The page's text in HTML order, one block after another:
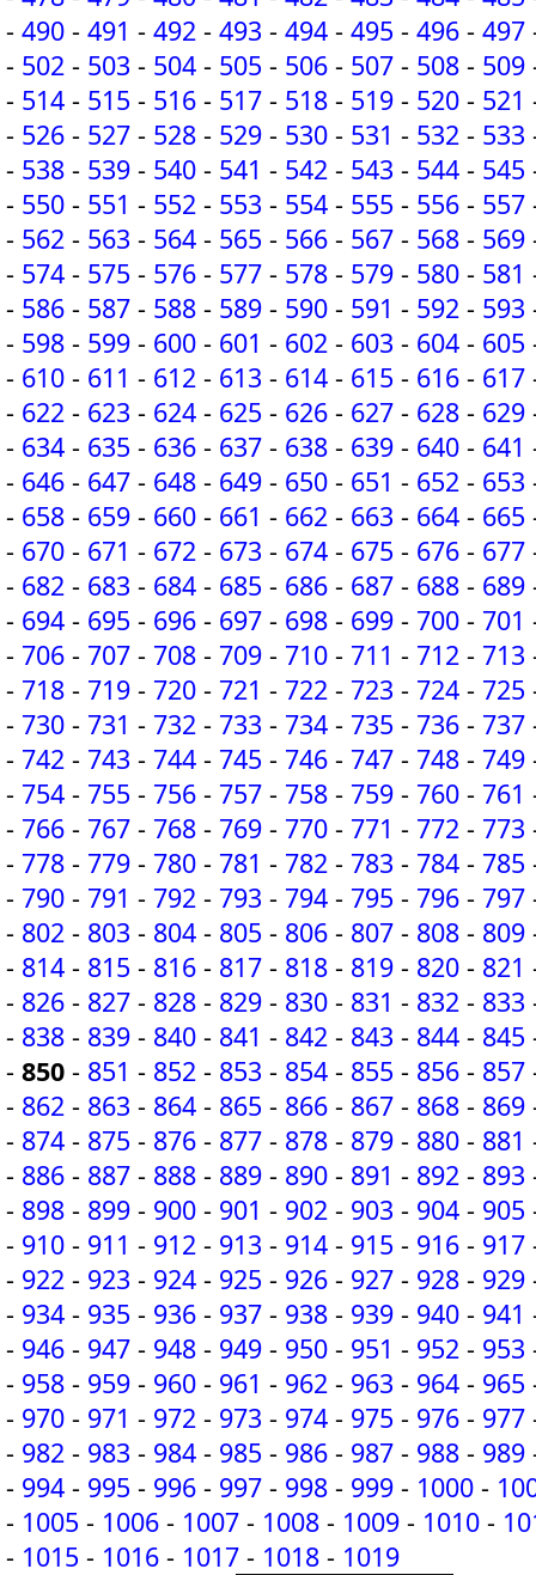
- 490 - 491 - 492 - 493 - 494 - 495 - 496 - 497
- 502 - 503 - 504 - 505 - 506 - 507 - 508 - 509
- 514 - 515 - 516 - 517 - 518 - 519 - 520 - 521
- 526 - 527 - 528 - 529 - 530 - 531 - 532 - 533
- 538 - 539 - 540 - 541 - 542 - 543 - 544 - 545
- 550 - 551 - 552 - 553 - 554 - 555 - 556 - 557
- 562 - 563 - 564 - 565 - 566 - 567 - 568 - 569
- 574 - 575 - 576 - 577 - 578 - 579 - 580 - 581
- 586 - 587 - 588 - 589 - 590 - 591 - 592 - 593
- 598 - 599 - 600 - 601 - 602 - 603 - 604 - 605
- 610 - 611 - 612 - 613 - 614 - 615 - 616 - 617
- 622 - 623 - 624 - 625 - 626 - 627 - 628 - 629
- 634 - 635 - 636 - 637 - 638 - 639 - 640 - 641
- 646 - 647 - 648 - 649 - 650 - 651 - 652 - 653
- 658 - 659 - 660 - 661 - 662 - 663 - 664 - 665
- 670 - 671 - 672 - 673 - 674 - 675 - 676 - 677
- 682 - 683 - 684 - 685 - 686 - 687 - 688 - 689
- 694 - 695 - 696 - 697 - 698 - 699 - 700 - 701
- 706 - 707 - 708 - 709 - 710 - 711 - 712 - 713
- 718 - 719 - 720 - 721 - 722 - 723 - 724 - 725
- 730 - 731 - 732 - 733 - 734 - 735 - 736 - 737
- 742 - 743 - 744 - 745 - 746 - 747 - 748 - 749
- 754 - 755 - 756 - 757 - 758 - 759 - 760 - 761
- 766 - 767 - 768 - 769 - 770 - 771 - 772 - 773
- 778 - 779 - 780 - 781 - 782 - 783 - 784 - 785
- 790 - 791 - 792 - 793 - 794 - 795 - 796 - 797
- 802 - 803 - 804 - 805 - 806 - 807 - 808 - 809
- 814 - 815 - 816 - 817 - 818 - 819 - 820 - 821
- 826 - 827 - 828 - 829 - 830 - 831 - 832 - 833
- 838 - 839 - 840 - 841 - 842 - 843 - 844 - 845
- 850 - 851 - 852 - 853 - 854 - 855 - 856 - 857
- 862 - 863 - 864 - 865 - 866 - 867 - 868 - 869
- 874 - 875 - 876 - 877 - 878 - 879 - 880 - 881
- 886 - 887 - 888 - 889 - 890 - 891 - 892 - 893
- 898 - 899 - 900 - 901 - 902 - 903 - 904 - 905
- 910 - 911 - 912 - 913 - 914 - 915 - 916 - 917
- 922 - 923 - 924 - 925 - 926 - 927 - 928 - 929
- 934 - 935 - 936 - 937 - 938 - 939 - 940 - 941
- 946 - 947 - 948 - 949 - 950 - 951 - 952 - 953
- 958 - 959 - 960 - 961 - 962 - 963 - 964 - 965
- 970 - 971 - 972 - 973 - 974 - 975 - 976 - 977
- 982 - 983 - 984 - 985 - 986 - 987 - 988 - 989
- 994 - 995 - 996 - 997 - 998 - 999 - 1000 -
- 1005 - 1006 - 1007 - 1008 - 1009 - 1010 -
- 1015 - 1016 - 1017 - 1018 - 1019